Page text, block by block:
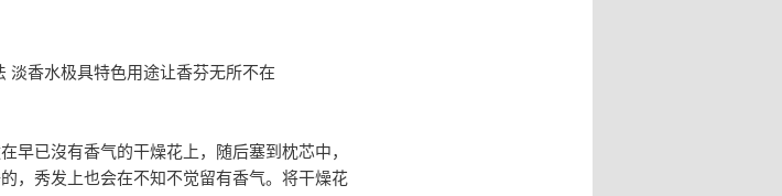
淡香水极具特色用途让香芬无所不在
早已沒有香气的干燥花上，随后塞到枕芯中，
，秀发上也会在不知不觉留有香气。将干燥花